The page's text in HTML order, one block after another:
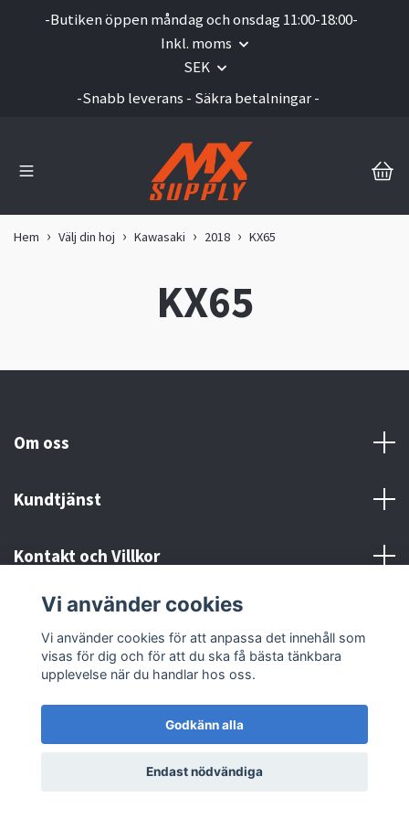
-Butiken öppen måndag och onsdag 11:00-18:00-
Inkl. moms
SEK
-Snabb leverans - Säkra betalningar -
Hem Välj din hoj Kawasaki 2018 KX65
KX65
Om oss
Kundtjänst
Kontakt och Villkor
Sociala medier
© 2026 MX Supply
Vi använder cookies
Vi använder cookies för att anpassa det innehåll som
visas för dig och för att du ska få bästa tänkbara
upplevelse när du handlar hos oss.
Godkänn alla
Endast nödvändiga